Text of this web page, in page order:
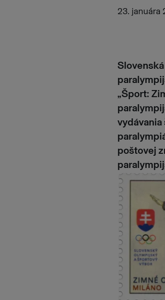
23. januára
„Šport:
poštovej